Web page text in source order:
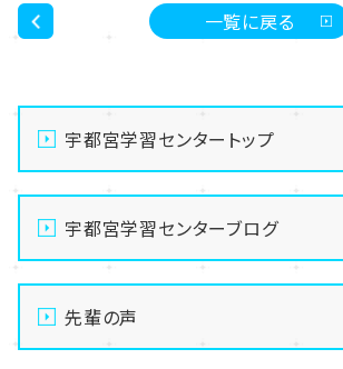
一覧に戻る
宇都宮学習センタートップ
宇都宮学習センターブログ
先輩の声